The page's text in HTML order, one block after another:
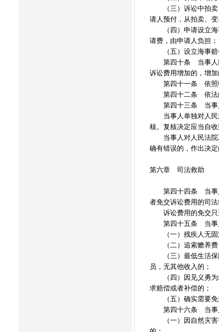
（三）诉讼中拍卖
请人预付，从拍卖、
（四）申请设立海
请费，由申请人负担；
（五）设立海事赔
第四十条 当事人因
诉讼费用增加的，增
第四十一条 依照特
第四十二条 依法向
第四十三条 当事人
当事人单独对人民
核。复核决定应当自
当事人对人民法院
确有错误的，作出决
第六章 司法救助
第四十四条 当事人
者免交诉讼费用的司
诉讼费用的免交只
第四十五条 当事人
（一）残疾人无固
（二）追索赡养费
（三）最低生活保
员，无其他收入的；
（四）因见义勇为
求赔偿或者补偿的；
（五）确实需要免
第四十六条 当事人
（一）因自然灾害